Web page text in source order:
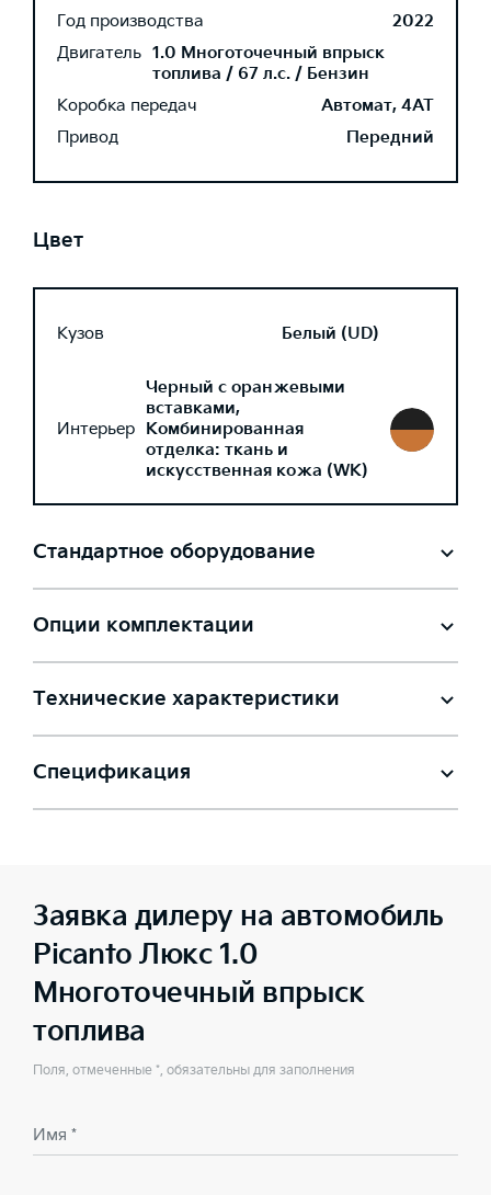
Год производства
2022
Двигатель 1.0 Многоточечный впрыск
топлива / 67 л.с. / Бензин
Коробка передач
Автомат, 4AT
Привод
Передний
Цвет
Кузов Белый (UD)
Интерьер
Черный с оранжевыми
вставками,
Комбинированная
отделка: ткань и
искусственная кожа (WK)
Стандартное оборудование
Опции комплектации
Технические характеристики
Спецификация
Заявка дилеру на автомобиль
Picanto Люкс 1.0
Многоточечный впрыск
топлива
Поля, отмеченные *, обязательны для заполнения
Имя *